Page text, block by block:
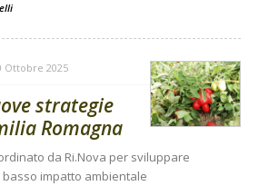
Ottobre 2025
strategie
Romagna
da Ri.Nova per sviluppare
impatto ambientale